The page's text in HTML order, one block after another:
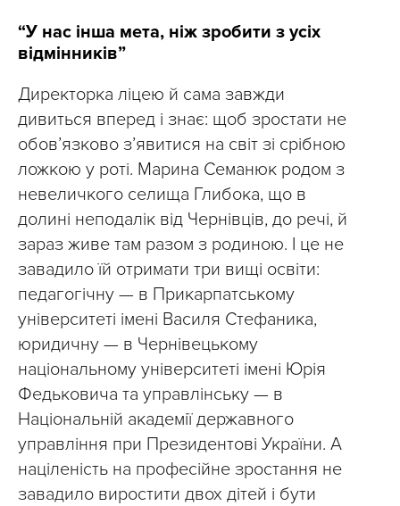
“У нас інша мета, ніж зробити з усіх
відмінників”
Директорка ліцею й сама завжди
дивиться вперед і знає: щоб зростати не
обов’язково з’явитися на світ зі срібною
ложкою у роті. Марина Семанюк родом з
невеличкого селища Глибока, що в
долині неподалік від Чернівців, до речі, й
зараз живе там разом з родиною. І це не
завадило їй отримати три вищі освіти:
педагогічну — в Прикарпатському
університеті імені Василя Стефаника,
юридичну — в Чернівецькому
національному університеті імені Юрія
Федьковича та управлінську — в
Національній академії державного
управління при Президентові України. А
націленість на професійне зростання не
завадило виростити двох дітей і бути